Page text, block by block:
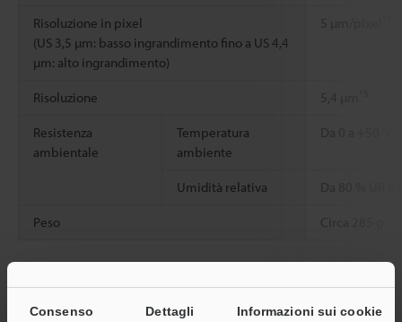
Consenso Dettagli Informazioni sui cookie
Risoluzione in pixel
(US 3,5 µm: basso ingrandimento fino a US 4,4
µm: alto ingrandimento)
5 µm/pixel
Risoluzione 5,4 µm
Resistenza
ambientale
Temperatura
ambiente
Da 0 a +50 °C
Umidità relativa Da 80 % UR
Peso Circa 285 g
in funzione della precisione di assemblaggio.